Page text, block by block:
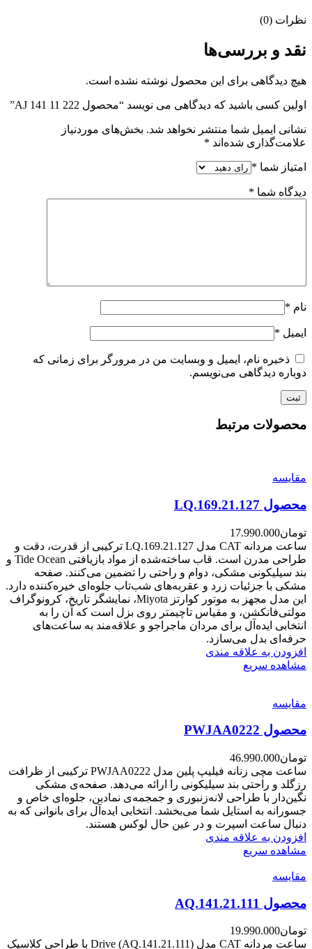
نظرات (0)
نقد و بررسی‌ها
هیچ دیدگاهی برای این محصول نوشته نشده است.
اولین کسی باشید که دیدگاهی می نویسد “محصول AJ 141 11 222”
نشانی ایمیل شما منتشر نخواهد شد. بخش‌های موردنیاز
علامت‌گذاری شده‌اند *
امتیاز شما *
دیدگاه شما *
نام *
ایمیل *
ذخیره نام، ایمیل و وبسایت من در مرورگر برای زمانی که
دوباره دیدگاهی می‌نویسم.
محصولات مرتبط
مقایسه
محصول LQ.169.21.127
تومان17.990.000
ساعت مردانه CAT مدل LQ.169.21.127 ترکیبی از قدرت، دقت و
طراحی مدرن است. قاب ساخته‌شده از مواد بازیافتی Tide Ocean و
بند سیلیکونی مشکی، دوام و راحتی را تضمین می‌کنند. صفحه
مشکی با جزئیات زرد و عقربه‌های شب‌تاب جلوه‌ای خیره‌کننده دارد.
این مدل مجهز به موتور کوارتز Miyota، نمایشگر تاریخ، کرونوگراف
مولتی‌فانکشن، و مقیاس تاچیمتر روی بزل است که آن را به
انتخابی ایده‌آل برای مردان ماجراجو و علاقه‌مند به ساعت‌های
حرفه‌ای بدل می‌سازد.
افزودن به علاقه مندی
مشاهده سریع
مقایسه
محصول PWJAA0222
تومان46.990.000
ساعت مچی زنانه فیلیپ پلین مدل PWJAA0222 ترکیبی از ظرافت
رزگلد و راحتی بند سیلیکونی را ارائه می‌دهد. صفحه‌ی مشکی
نگین‌دار با طراحی لانه‌زنبوری و جمجمه‌ی نمادین، جلوه‌ای خاص و
جسورانه به استایل شما می‌بخشد. انتخابی ایده‌آل برای بانوانی که به
دنبال ساعت اسپرت و در عین حال لوکس هستند.
افزودن به علاقه مندی
مشاهده سریع
مقایسه
محصول AQ.141.21.111
تومان19.990.000
ساعت مردانه CAT مدل Drive (AQ.141.21.111) با طراحی کلاسیک